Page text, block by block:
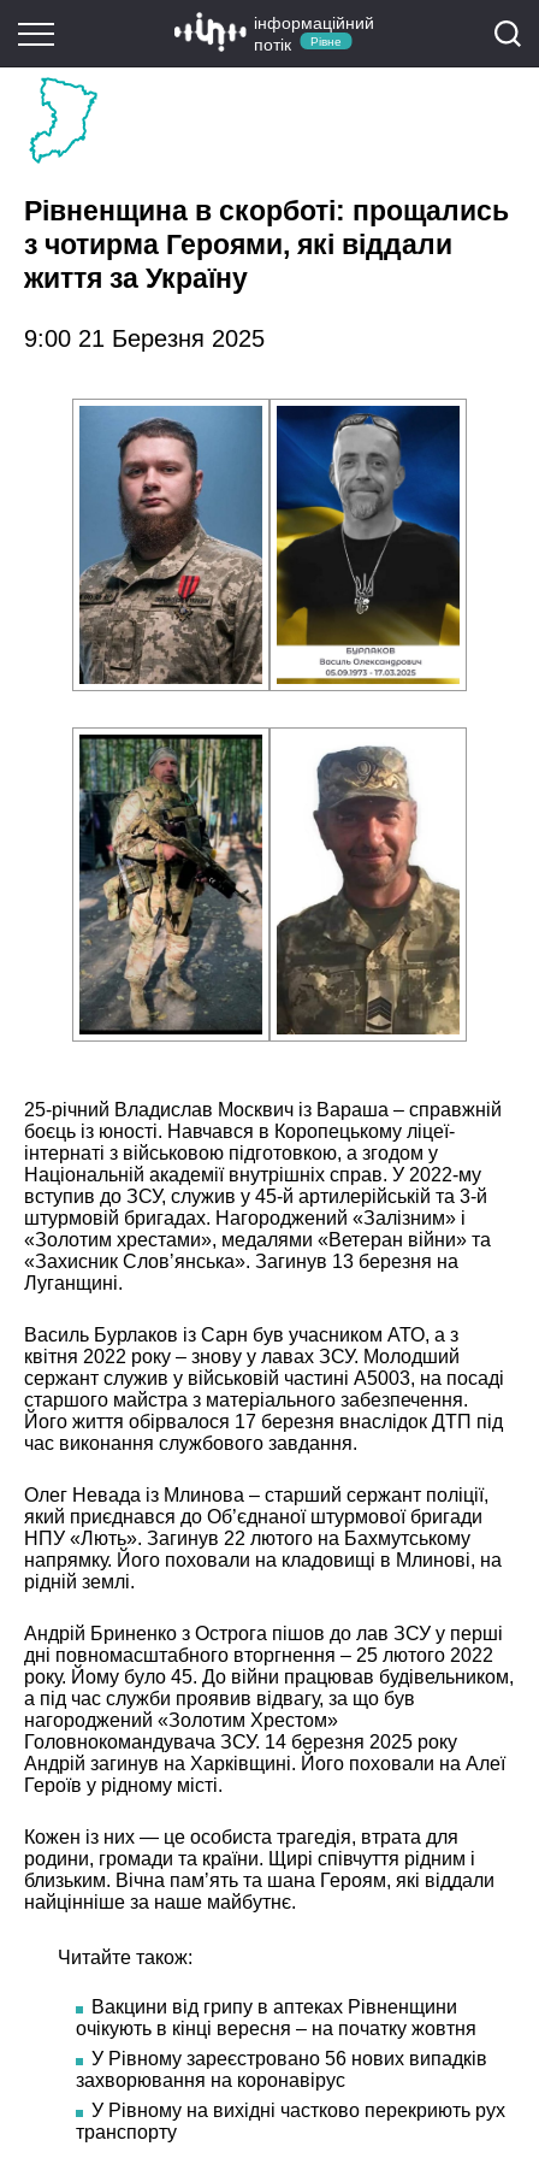
інформаційний
потік
Рівне
Рівненщина в скорботі: прощались
з чотирма Героями, які віддали
життя за Україну
9:00 21 Березня 2025
25-річний Владислав Москвич із Вараша – справжній
боєць із юності. Навчався в Коропецькому ліцеї-
інтернаті з військовою підготовкою, а згодом у
Національній академії внутрішніх справ. У 2022-му
вступив до ЗСУ, служив у 45-й артилерійській та 3-й
штурмовій бригадах. Нагороджений «Залізним» і
«Золотим хрестами», медалями «Ветеран війни» та
«Захисник Словʼянська». Загинув 13 березня на
Луганщині.
Василь Бурлаков із Сарн був учасником АТО, а з
квітня 2022 року – знову у лавах ЗСУ. Молодший
сержант служив у військовій частині А5003, на посаді
старшого майстра з матеріального забезпечення.
Його життя обірвалося 17 березня внаслідок ДТП під
час виконання службового завдання.
Олег Невада із Млинова – старший сержант поліції,
який приєднався до Об’єднаної штурмової бригади
НПУ «Лють». Загинув 22 лютого на Бахмутському
напрямку. Його поховали на кладовищі в Млинові, на
рідній землі.
Андрій Бриненко з Острога пішов до лав ЗСУ у перші
дні повномасштабного вторгнення – 25 лютого 2022
року. Йому було 45. До війни працював будівельником,
а під час служби проявив відвагу, за що був
нагороджений «Золотим Хрестом»
Головнокомандувача ЗСУ. 14 березня 2025 року
Андрій загинув на Харківщині. Його поховали на Алеї
Героїв у рідному місті.
Кожен із них — це особиста трагедія, втрата для
родини, громади та країни. Щирі співчуття рідним і
близьким. Вічна памʼять та шана Героям, які віддали
найцінніше за наше майбутнє.
Читайте також:
Вакцини від грипу в аптеках Рівненщини
очікують в кінці вересня – на початку жовтня
У Рівному зареєстровано 56 нових випадків
захворювання на коронавірус
У Рівному на вихідні частково перекриють рух
транспорту